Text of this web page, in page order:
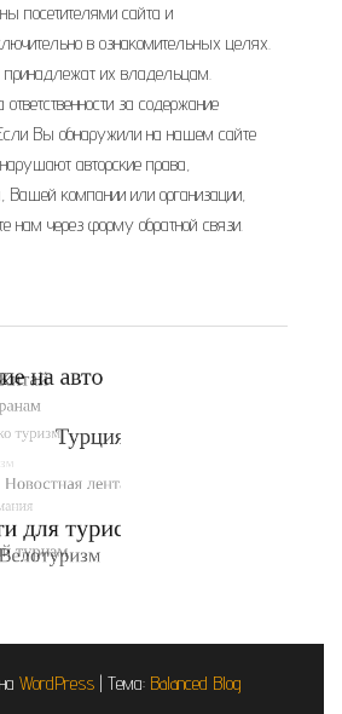
посетителями сайта и
в ознакомительных целях.
их владельцам.
за содержание
Вы обнаружили на нашем сайте
авторские права,
компании или организации,
нам через форму обратной связи.
WordPress | Тема: Balanced Blog